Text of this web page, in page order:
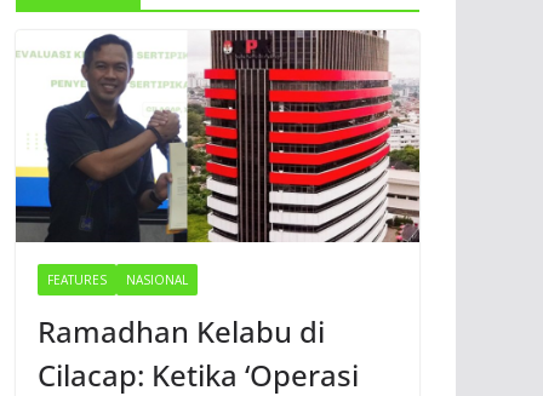
FEATURES NASIONAL
Ramadhan Kelabu di
Cilacap: Ketika ‘Operasi